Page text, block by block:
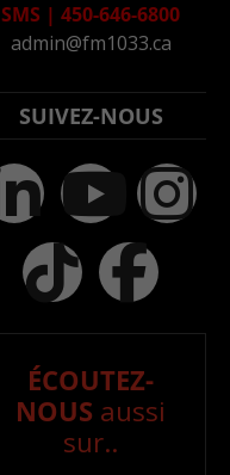
SMS | 450-646-6800
admin@fm1033.ca
SUIVEZ-NOUS
ÉCOUTEZ-
NOUS aussi
sur..